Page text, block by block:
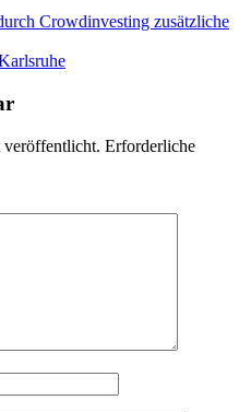
Crowdinvesting zusätzliche
Erforderliche